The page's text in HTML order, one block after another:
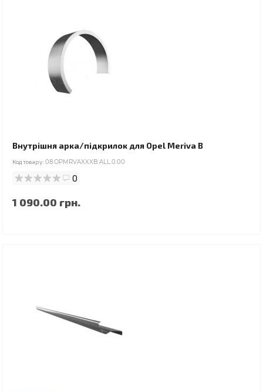
Внутрішня арка/підкрилок для Opel Meriva B
Код товару: 08.OPMRVAXXXB.ALL.0.00
0
1 090.00 грн.